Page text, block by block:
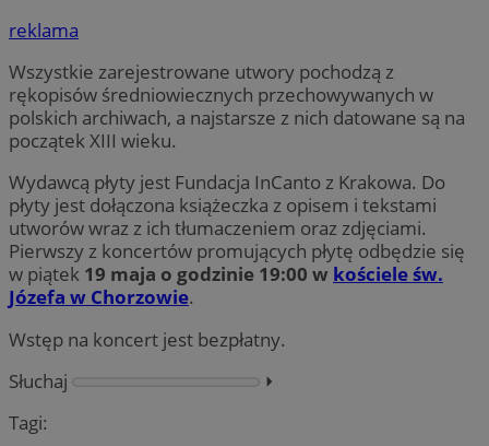
reklama
Wszystkie zarejestrowane utwory pochodzą z
rękopisów średniowiecznych przechowywanych w
polskich archiwach, a najstarsze z nich datowane są na
początek XIII wieku.
Wydawcą płyty jest Fundacja InCanto z Krakowa. Do
płyty jest dołączona książeczka z opisem i tekstami
utworów wraz z ich tłumaczeniem oraz zdjęciami.
Pierwszy z koncertów promujących płytę odbędzie się
w piątek 19 maja o godzinie 19:00 w kościele św.
Józefa w Chorzowie.
Wstęp na koncert jest bezpłatny.
Słuchaj
⏵︎
Tagi: